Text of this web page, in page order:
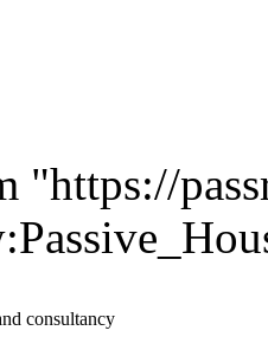
"https://
consultancy